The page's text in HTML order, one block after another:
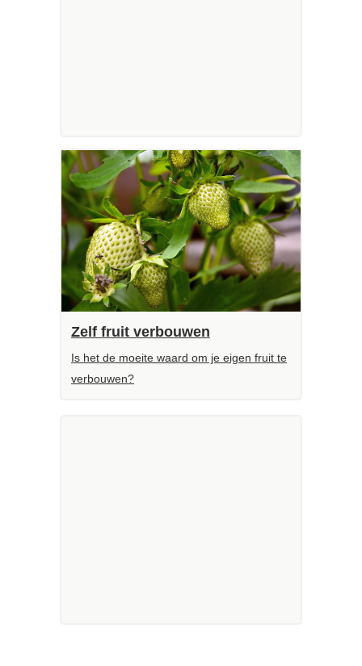
Zelf fruit verbouwen
Is het de moeite waard om je eigen fruit te
verbouwen?